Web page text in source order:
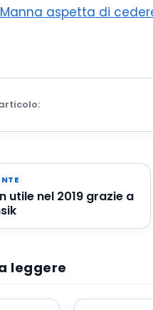
Manna aspetta di
utile nel 2019 grazie a
leggere